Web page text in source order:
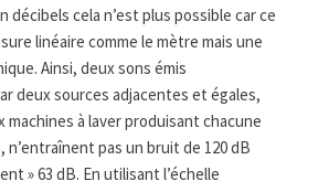
décibels cela n’est plus possible car ce
linéaire comme le mètre mais une
Ainsi, deux sons émis
deux sources adjacentes et égales,
machines à laver produisant chacune
n’entraînent pas un bruit de 120 dB
» 63 dB. En utilisant l’échelle